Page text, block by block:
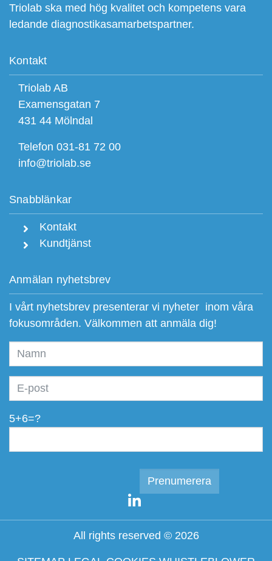
Triolab ska med hög kvalitet och kompetens vara
ledande diagnostikasamarbetspartner.
Kontakt
Triolab AB
Examensgatan 7
431 44 Mölndal
Telefon 031-81 72 00
info@triolab.se
Snabblänkar
Kontakt
Kundtjänst
Anmälan nyhetsbrev
I vårt nyhetsbrev presenterar vi nyheter inom våra
fokusområden. Välkommen att anmäla dig!
5+6=?
All rights reserved © 2026